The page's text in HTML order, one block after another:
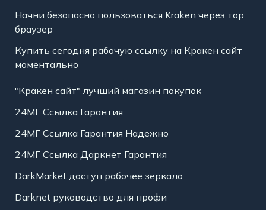
Начни безопасно пользоваться Kraken через тор
браузер
Купить сегодня рабочую ссылку на Кракен сайт
моментально
"Кракен сайт" лучший магазин покупок
24МГ Ссылка Гарантия
24МГ Ссылка Гарантия Надежно
24МГ Ссылка Даркнет Гарантия
DarkMarket доступ рабочее зеркало
Darknet руководство для профи